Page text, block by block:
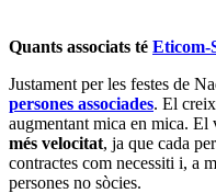
Quants associats té Eticom-
Justament per les festes de
persones associades. El
augmentant mica en mica. El
més velocitat, ja que cada
contractes com necessiti i, a
persones no sòcies.